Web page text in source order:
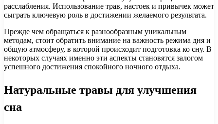
расслабления. Использование трав, настоек и привычек может
сыграть ключевую роль в достижении желаемого результата.
Прежде чем обращаться к разнообразным уникальным
методам, стоит обратить внимание на важность режима дня и
общую атмосферу, в которой происходит подготовка ко сну. В
некоторых случаях именно эти аспекты становятся залогом
успешного достижения спокойного ночного отдыха.
Натуральные травы для улучшения
сна